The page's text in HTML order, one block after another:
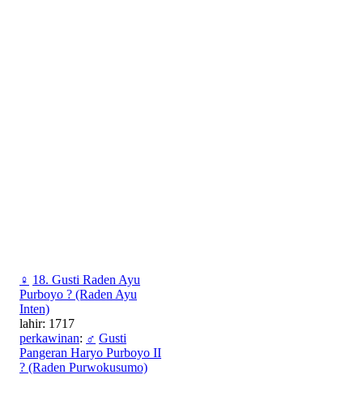
♀ 18. Gusti Raden Ayu
Purboyo ? (Raden Ayu
Inten)
lahir: 1717
perkawinan: ♂ Gusti
Pangeran Haryo Purboyo II
? (Raden Purwokusumo)